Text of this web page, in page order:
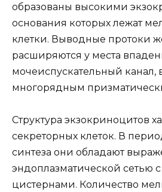
образованы высокими
основания которых лежат
клетки. Выводные протоки
расширяются у места
мочеиспускательный канал,
многорядным
Структура экзокриноцитов
секреторных клеток. В
синтеза они обладают
эндоплазматической сетью
цистернами. Количество